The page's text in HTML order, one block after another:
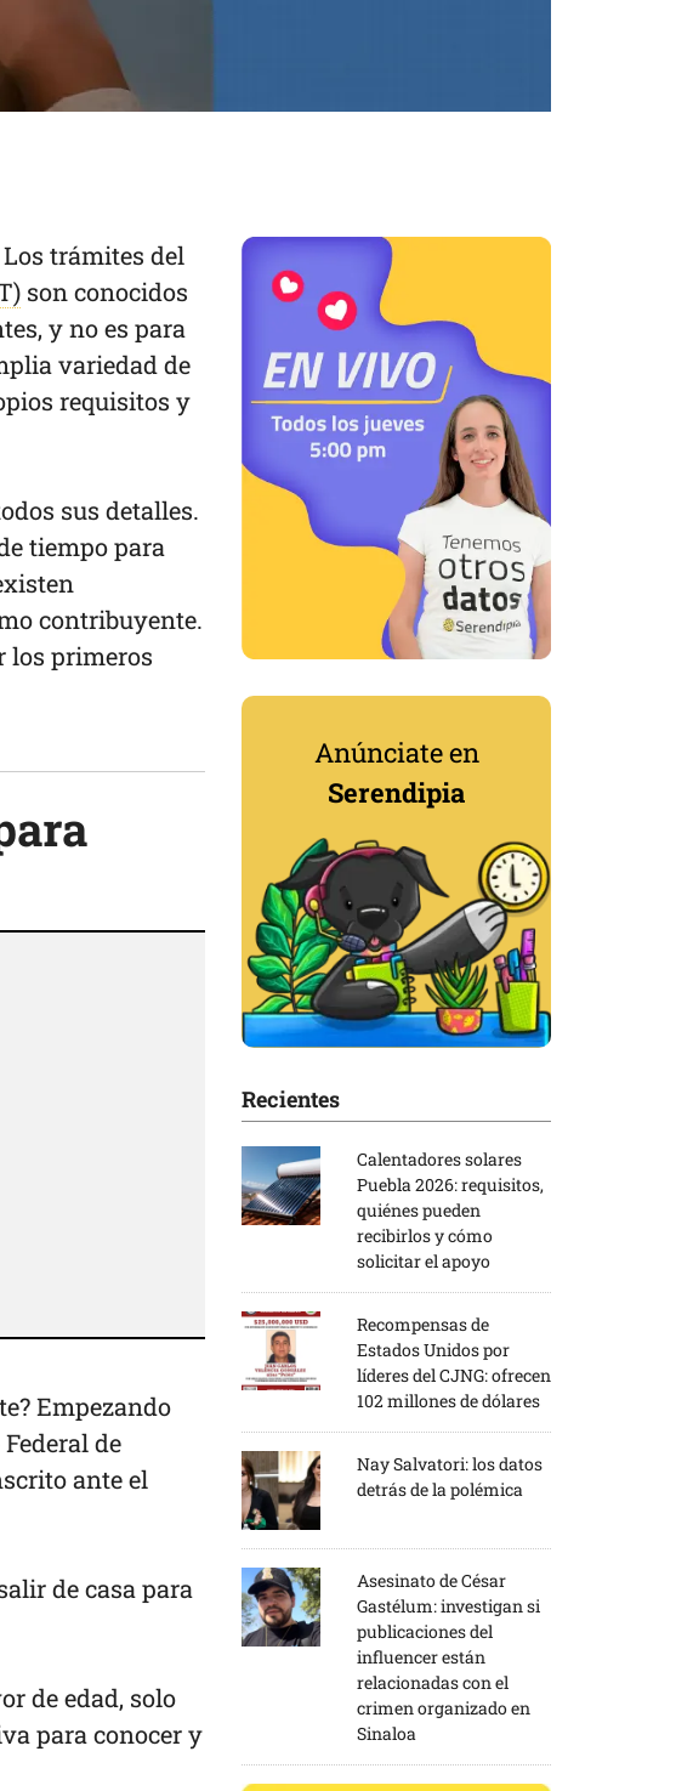
trámites del
son conocidos
y no es para
variedad de
requisitos y
sus detalles.
tiempo para
contribuyente.
los primeros
Empezando
de
ante el
de casa para
de edad, solo
para conocer y
Anúnciate en
Serendipia
Recientes
Calentadores solares
Puebla 2026: requisitos,
quiénes pueden
recibirlos y cómo
solicitar el apoyo
Recompensas de
Estados Unidos por
líderes del CJNG: ofrecen
102 millones de dólares
Nay Salvatori: los datos
detrás de la polémica
Asesinato de César
Gastélum: investigan si
publicaciones del
influencer están
relacionadas con el
crimen organizado en
Sinaloa